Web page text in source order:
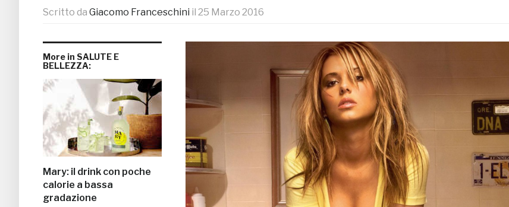
Scritto da Giacomo Franceschini il 25 Marzo 2016
More in SALUTE E
BELLEZZA:
Mary: il drink con poche
calorie a bassa
gradazione